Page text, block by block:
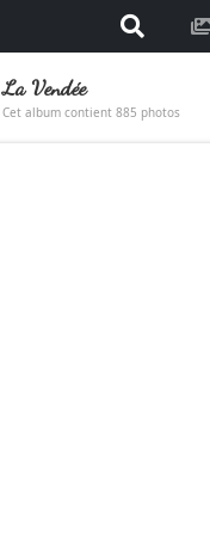
La Vendée
Cet album contient 885 photos